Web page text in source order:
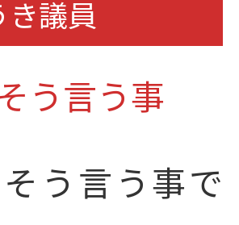
議員
う言う事
う言う事で